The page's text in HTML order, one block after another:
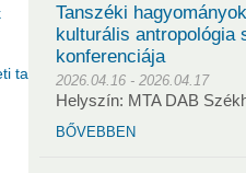
tagok Kapcsolat
Titkárság
Tanszéki
kulturális antropológia
konferenciája
2026.04.16 - 2026.04.17
Helyszín: MTA DAB
BŐVEBBEN